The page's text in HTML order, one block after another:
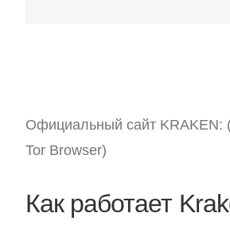
Debt Consolidation
Second Home Mortgage
Официальный сайт KRAKEN:
Tor Browser)
Как работает